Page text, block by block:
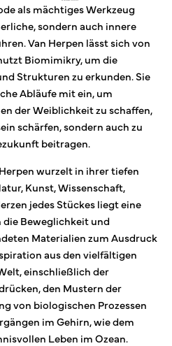
als mächtiges Werkzeug
sondern auch innere
Van Herpen lässt sich von
Biomimikry, um die
Strukturen zu erkunden. Sie
Abläufe mit ein, um
der Weiblichkeit zu schaffen,
schärfen, sondern auch zu
beitragen.
wurzelt in ihrer tiefen
Kunst, Wissenschaft,
jedes Stückes liegt eine
Beweglichkeit und
Materialien zum Ausdruck
aus den vielfältigen
einschließlich der
den Mustern der
von biologischen Prozessen
im Gehirn, wie dem
Leben im Ozean.